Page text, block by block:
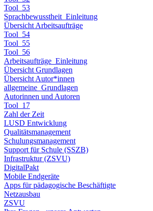
Tool_53
Sprachbewusstheit_Einleitung
Übersicht Arbeitsaufträge
Tool_54
Tool_55
Tool_56
Arbeitsaufträge_Einleitung
Übersicht Grundlagen
Übersicht Autor*innen
allgemeine_Grundlagen
Autorinnen und Autoren
Tool_17
Zahl der Zeit
LUSD Entwicklung
Qualitätsmanagement
Schulungsmanagement
Support für Schule (SSZB)
Infrastruktur (ZSVU)
DigitalPakt
Mobile Endgeräte
Apps für pädagogische Beschäftigte
Netzausbau
ZSVU